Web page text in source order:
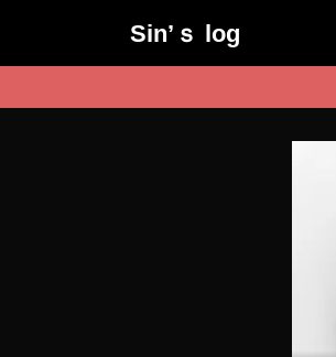
Sin’ｓ log